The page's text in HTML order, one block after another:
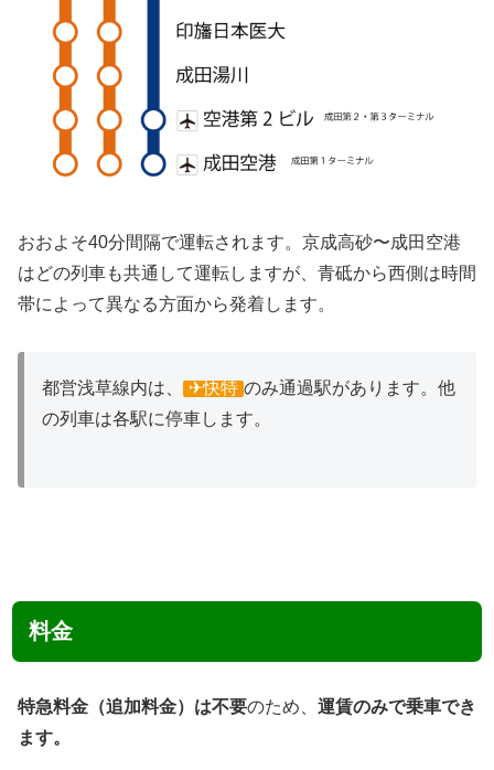
おおよそ40分間隔で運転されます。京成高砂〜成田空港
はどの列車も共通して運転しますが、青砥から西側は時間
帯によって異なる方面から発着します。
都営浅草線内は、 ✈︎快特 のみ通過駅があります。他
の列車は各駅に停車します。
料金
特急料金（追加料金）は不要のため、 運賃のみで乗車でき
ます。